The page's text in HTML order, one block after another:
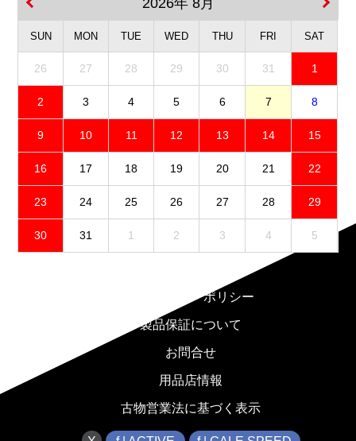
SUN MON TUE WED THU FRI SAT
26 27 28 29 30 31 1
2 3 4 5 6 7 8
9 10 11 12 13 14 15
16 17 18 19 20 21 22
23 24 25 26 27 28 29
30 31 1 2 3 4 5
プライバシーポリシー
製品保証について
お問合せ
用品店情報
古物営業法に基づく表示